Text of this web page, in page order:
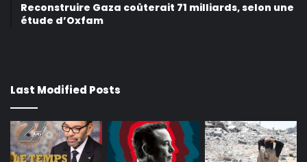
Reconstruire Gaza coûterait 71 milliards, selon une
étude d’Oxfam
Last Modified Posts